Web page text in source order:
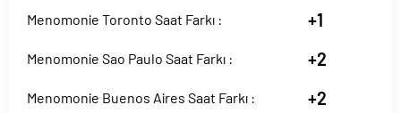
Menomonie Toronto Saat Farkı : +1
Menomonie Sao Paulo Saat Farkı : +2
Menomonie Buenos Aires Saat Farkı : +2